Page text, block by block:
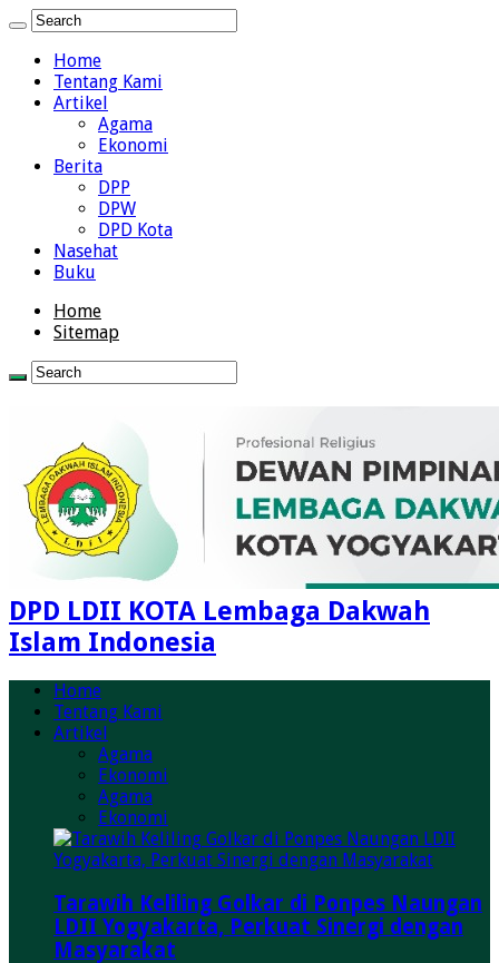
Home
Tentang Kami
Artikel
Agama
Ekonomi
Berita
DPP
DPW
DPD Kota
Nasehat
Buku
Home
Sitemap
DPD LDII KOTA Lembaga Dakwah
Islam Indonesia
Home
Tentang Kami
Artikel
Agama
Ekonomi
Agama
Ekonomi
Tarawih Keliling Golkar di Ponpes Naungan
LDII Yogyakarta, Perkuat Sinergi dengan
Masyarakat